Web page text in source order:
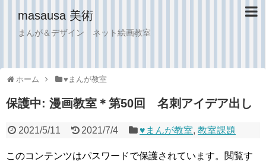
masausa 美術
まんが＆デザイン ネット絵画教室
ホーム ♥︎まんが教室
保護中: 漫画教室＊第50回 名刺アイデア出し
2021/5/11 2021/7/4 ♥︎まんが教室,教室課題
このコンテンツはパスワードで保護されています。閲覧す